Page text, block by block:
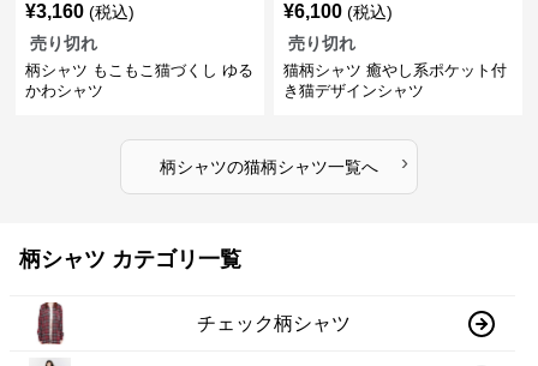
¥3,160 (税込)
売り切れ
柄シャツ もこもこ猫づくし ゆる
かわシャツ
¥6,100 (税込)
売り切れ
猫柄シャツ 癒やし系ポケット付
き猫デザインシャツ
柄シャツの猫柄シャツ一覧へ ›
柄シャツ カテゴリ一覧
チェック柄シャツ